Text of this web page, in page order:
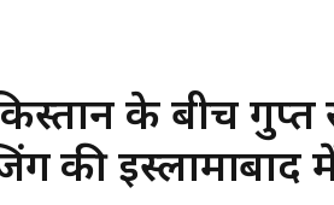
के बीच गुप्त
की इस्लामाबाद